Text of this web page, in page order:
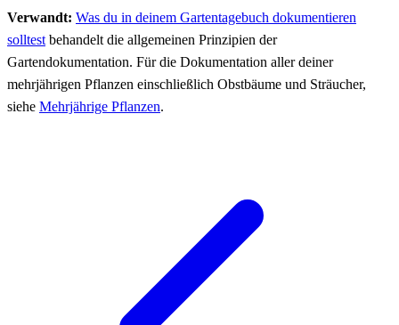
Verwandt: Was du in deinem Gartentagebuch dokumentieren
solltest behandelt die allgemeinen Prinzipien der
Gartendokumentation. Für die Dokumentation aller deiner
mehrjährigen Pflanzen einschließlich Obstbäume und Sträucher,
siehe Mehrjährige Pflanzen.